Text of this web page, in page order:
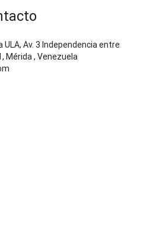
Av. 3 Independencia entre
Mérida , Venezuela